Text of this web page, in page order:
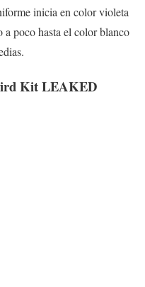
inicia en color violeta
a poco hasta el color blanco
Kit LEAKED